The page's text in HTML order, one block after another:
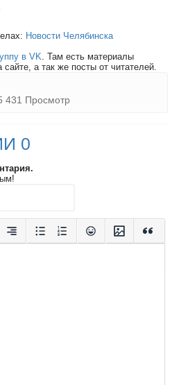
Новости Челябинска
в VK. Там есть материалы
а так же посты от читателей.
431 Просмотр
0